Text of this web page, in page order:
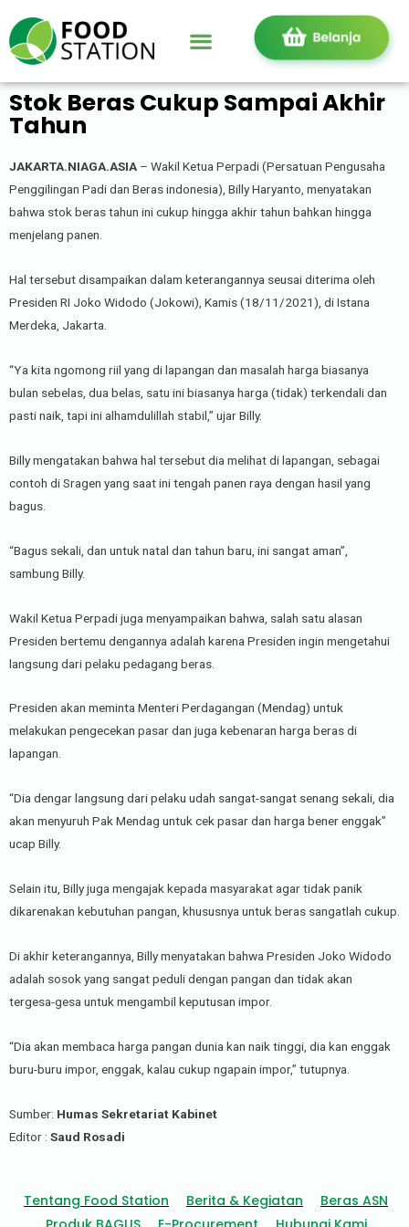
Stok Beras Cukup Sampai Akhir
Tahun
JAKARTA.NIAGA.ASIA – Wakil Ketua Perpadi (Persatuan Pengusaha
Penggilingan Padi dan Beras indonesia), Billy Haryanto, menyatakan
bahwa stok beras tahun ini cukup hingga akhir tahun bahkan hingga
menjelang panen.
Hal tersebut disampaikan dalam keterangannya seusai diterima oleh
Presiden RI Joko Widodo (Jokowi), Kamis (18/11/2021), di Istana
Merdeka, Jakarta.
“Ya kita ngomong riil yang di lapangan dan masalah harga biasanya
bulan sebelas, dua belas, satu ini biasanya harga (tidak) terkendali dan
pasti naik, tapi ini alhamdulillah stabil,” ujar Billy.
Billy mengatakan bahwa hal tersebut dia melihat di lapangan, sebagai
contoh di Sragen yang saat ini tengah panen raya dengan hasil yang
bagus.
“Bagus sekali, dan untuk natal dan tahun baru, ini sangat aman”,
sambung Billy.
Wakil Ketua Perpadi juga menyampaikan bahwa, salah satu alasan
Presiden bertemu dengannya adalah karena Presiden ingin mengetahui
langsung dari pelaku pedagang beras.
Presiden akan meminta Menteri Perdagangan (Mendag) untuk
melakukan pengecekan pasar dan juga kebenaran harga beras di
lapangan.
“Dia dengar langsung dari pelaku udah sangat-sangat senang sekali, dia
akan menyuruh Pak Mendag untuk cek pasar dan harga bener enggak”
ucap Billy.
Selain itu, Billy juga mengajak kepada masyarakat agar tidak panik
dikarenakan kebutuhan pangan, khususnya untuk beras sangatlah cukup.
Di akhir keterangannya, Billy menyatakan bahwa Presiden Joko Widodo
adalah sosok yang sangat peduli dengan pangan dan tidak akan
tergesa-gesa untuk mengambil keputusan impor.
“Dia akan membaca harga pangan dunia kan naik tinggi, dia kan enggak
buru-buru impor, enggak, kalau cukup ngapain impor,” tutupnya.
Sumber: Humas Sekretariat Kabinet
Editor : Saud Rosadi
Tentang Food Station Berita & Kegiatan
Beras ASN